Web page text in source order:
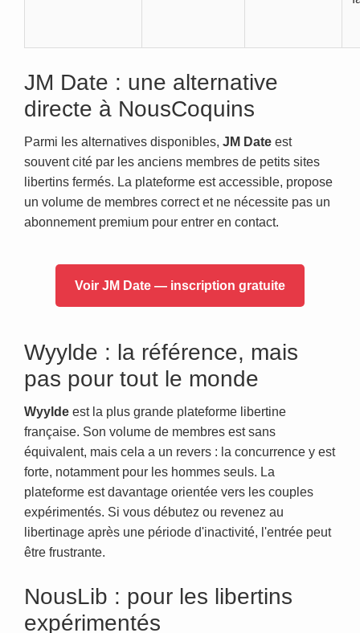
JM Date : une alternative
directe à NousCoquins
Parmi les alternatives disponibles, JM Date est
souvent cité par les anciens membres de petits sites
libertins fermés. La plateforme est accessible, propose
un volume de membres correct et ne nécessite pas un
abonnement premium pour entrer en contact.
Voir JM Date — inscription gratuite
Wyylde : la référence, mais
pas pour tout le monde
Wyylde est la plus grande plateforme libertine
française. Son volume de membres est sans
équivalent, mais cela a un revers : la concurrence y est
forte, notamment pour les hommes seuls. La
plateforme est davantage orientée vers les couples
expérimentés. Si vous débutez ou revenez au
libertinage après une période d'inactivité, l'entrée peut
être frustrante.
NousLib : pour les libertins
expérimentés